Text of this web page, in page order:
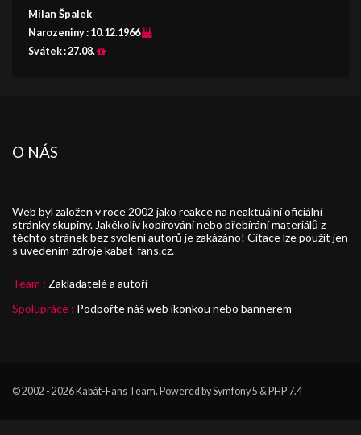
Milan Špalek
Narozeniny : 10.12.1966
Svátek :27.08.
O NÁS
Web byl založen v roce 2002 jako reakce na neaktuální oficiální
stránky skupiny. Jakékoliv kopírování nebo přebírání materiálů z
těchto stránek bez svolení autorů je zakázáno! Citace lze použít jen
s uvedením zdroje kabat-fans.cz.
Team : Zakladatelé a autoři
Spolupráce : Podpořte náš web ikonkou nebo bannerem
© 2002 - 2026 Kabát-Fans Team. Powered by Symfony 5 & PHP 7.4